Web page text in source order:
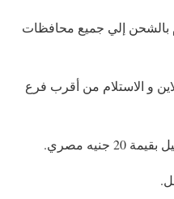
إلي جميع محافظات
و الاستلام من أقرب فرع
مصري.